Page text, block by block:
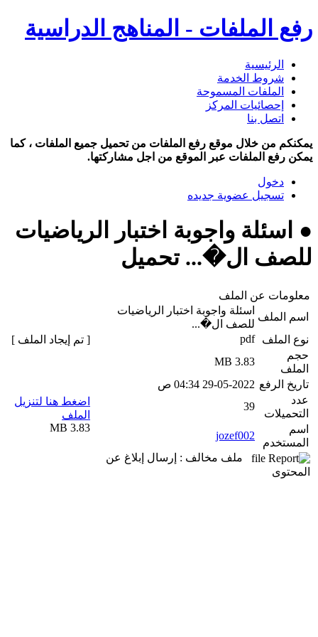
رفع الملفات - المناهج الدراسية
الرئيسية
شروط الخدمة
الملفات المسموحة
إحصائيات المركز
اتصل بنا
يمكنكم من خلال موقع رفع الملفات من تحميل جميع الملفات ، كما
يمكن رفع الملفات عبر الموقع من اجل مشاركتها.
دخول
تسجيل عضوية جديده
● اسئلة واجوبة اختبار الرياضيات
للصف ال�... تحميل
معلومات عن الملف
اسم الملف
اسئلة واجوبة اختبار الرياضيات
للصف ال�...
نوع الملف
pdf
حجم
الملف
3.83 MB
تاريخ الرفع 29-05-2022 04:34 ص
عدد
التحميلات
39
اسم
المستخدم
jozef002
ملف مخالف : إرسال إبلاغ عن
المحتوى
[ تم إيجاد الملف ]
اضغط هنا لتنزيل
الملف
3.83 MB